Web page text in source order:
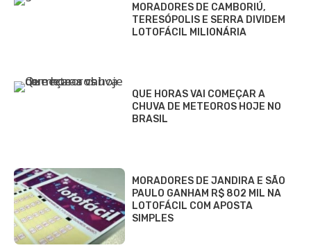
MORADORES DE CAMBORIÚ,
TERESÓPOLIS E SERRA DIVIDEM
LOTOFÁCIL MILIONÁRIA
QUE HORAS VAI COMEÇAR A
CHUVA DE METEOROS HOJE NO
BRASIL
MORADORES DE JANDIRA E SÃO
PAULO GANHAM R$ 802 MIL NA
LOTOFÁCIL COM APOSTA
SIMPLES